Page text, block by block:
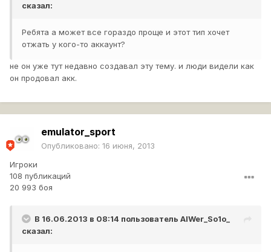
сказал:
Ребята а может все гораздо проще и этот тип хочет
отжать у кого-то аккаунт?
не он уже тут недавно создавал эту тему. и люди видели как
он продовал акк.
emulator_sport
Опубликовано: 16 июня, 2013
Игроки
108 публикаций
20 993 боя
В 16.06.2013 в 08:14 пользователь AlWer_So1o_
сказал: